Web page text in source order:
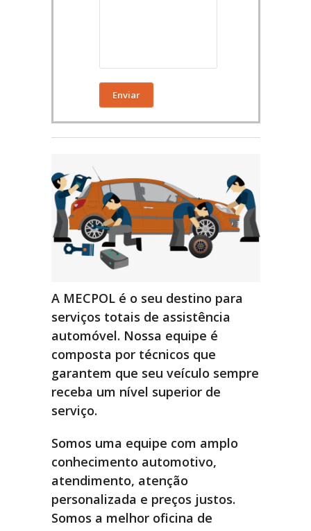
A MECPOL é o seu destino para
serviços totais de assistência
automóvel. Nossa equipe é
composta por técnicos que
garantem que seu veículo sempre
receba um nível superior de
serviço.
Somos uma equipe com amplo
conhecimento automotivo,
atendimento, atenção
personalizada e preços justos.
Somos a melhor oficina de